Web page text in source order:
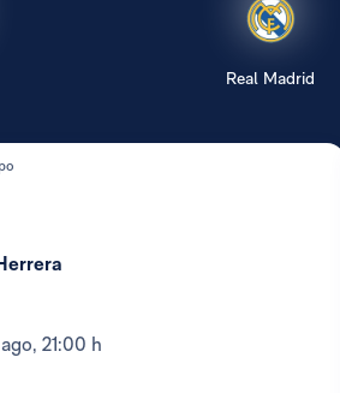
Real Madrid
ago, 21:00 h